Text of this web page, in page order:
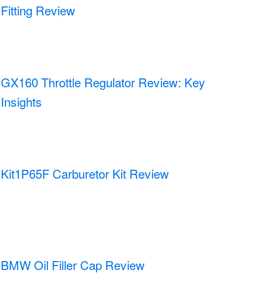
Fitting Review
GX160 Throttle Regulator Review: Key
Insights
Kit1P65F Carburetor Kit Review
BMW Oil Filler Cap Review